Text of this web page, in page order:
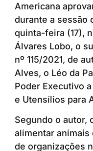
Americana
durante a sessão
quinta-feira (17),
Álvares Lobo, o
nº 115/2021, de
Alves, o Léo da
Poder Executivo
e Utensílios para
Segundo o autor,
alimentar animais
de organizações